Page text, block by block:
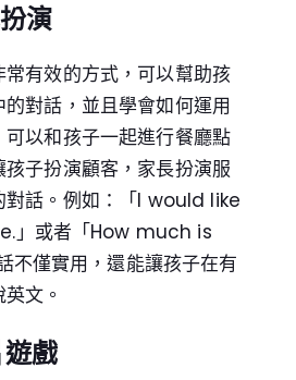
演
有效的方式，可以幫助孩
對話，並且學會如何運用
以和孩子一起進行餐廳點
子扮演顧客，家長扮演服
對話。例如：「I would like
」或者「How much is
不僅實用，還能讓孩子在有
文。
戲